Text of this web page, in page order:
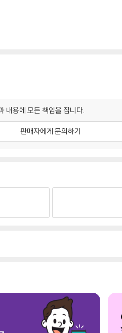
내용에 모든 책임을 집니다.
판매자에게 문의하기